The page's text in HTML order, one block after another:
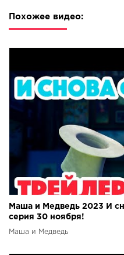
Похожее видео:
Маша и Медведь 2023 И
серия 30 ноября!
Маша и Медведь